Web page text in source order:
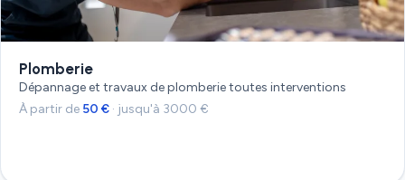
Plomberie
Dépannage et travaux de plomberie toutes interventions
À partir de 50 € · jusqu'à 3000 €